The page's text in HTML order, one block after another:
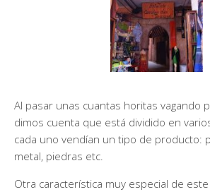
Al pasar unas cuantas horitas vagando
dimos cuenta que está dividido en
cada uno vendían un tipo de producto:
metal, piedras etc.
Otra característica muy especial de